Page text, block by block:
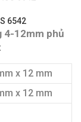
6542
4-12mm phủ
x 12 mm
x 12 mm